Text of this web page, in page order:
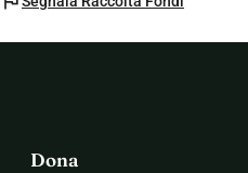
Dona